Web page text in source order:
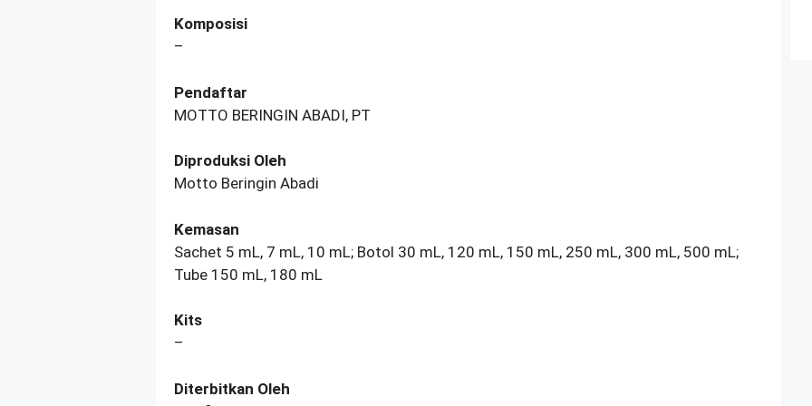
Komposisi
–
Pendaftar
MOTTO BERINGIN ABADI, PT
Diproduksi Oleh
Motto Beringin Abadi
Kemasan
Sachet 5 mL, 7 mL, 10 mL; Botol 30 mL, 120 mL, 150 mL, 250 mL, 300 mL, 500 mL;
Tube 150 mL, 180 mL
Kits
–
Diterbitkan Oleh